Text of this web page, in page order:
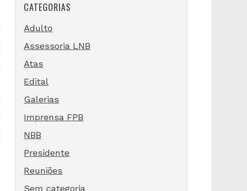
CATEGORIAS
Adulto
Assessoria LNB
Atas
Edital
Galerias
Imprensa FPB
NBB
Presidente
Reuniões
Sem categoria